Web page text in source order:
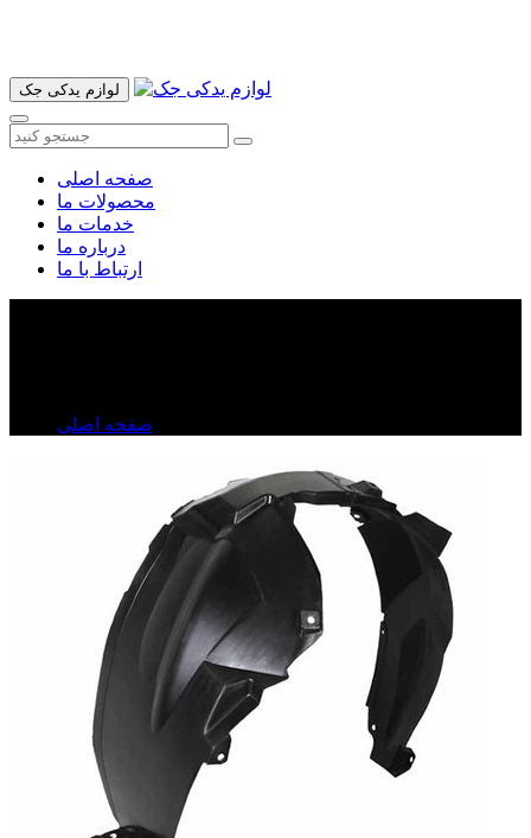
لوازم یدکی جک
صفحه اصلی
محصولات ما
خدمات ما
درباره ما
ارتباط با ما
صفحه اصلی